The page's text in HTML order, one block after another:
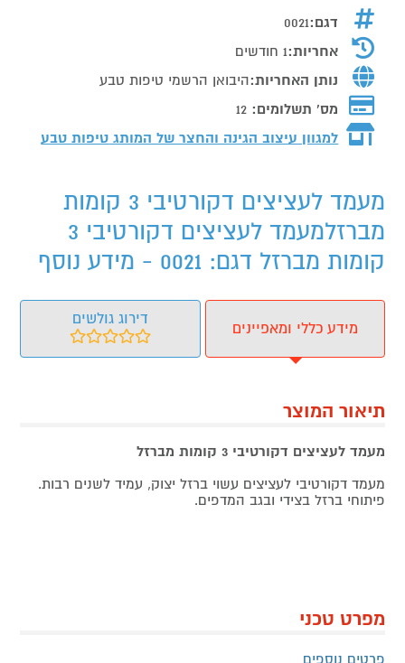
דגם:0021
אחריות:1 חודשים
נותן האחריות:היבואן הרשמי טיפות טבע
מס' תשלומים: 12
למגוון עיצוב הגינה והחצר של המותג טיפות טבע
מעמד לעציצים דקורטיבי 3 קומות
מברזלמעמד לעציצים דקורטיבי 3
קומות מברזל דגם: 0021 - מידע נוסף
מידע כללי ומאפיינים
דירוג גולשים
תיאור המוצר
מעמד לעציצים דקורטיבי 3 קומות מברזל
מעמד דקורטיבי לעציצים עשוי ברזל יצוק, עמיד לשנים רבות.
פיתוחי ברזל בצידי ובגב המדפים.
מפרט טכני
פרטים נוספים